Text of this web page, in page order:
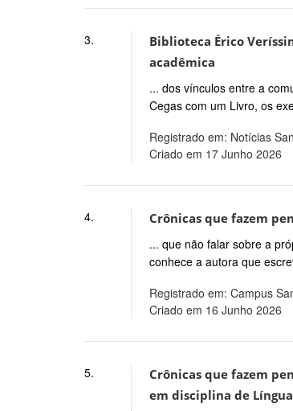
Biblioteca Érico
acadêmica
... dos vínculos entre a
Cegas com um Livro, os
Registrado em: Notícias
Criado em 17 Junho 2026
3.
Crônicas que fazem
... que não falar sobre a
conhece a autora que
Registrado em: Campus
Criado em 16 Junho 2026
4.
Crônicas que fazem
em disciplina de
5.